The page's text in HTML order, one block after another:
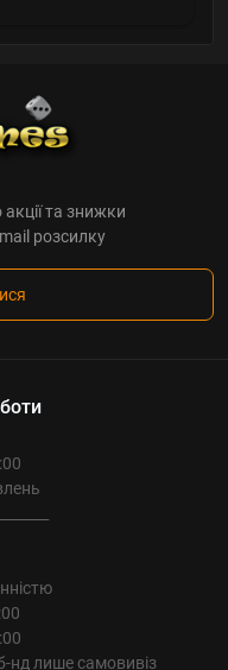
та знижки
розсилку
нд лише самовивіз